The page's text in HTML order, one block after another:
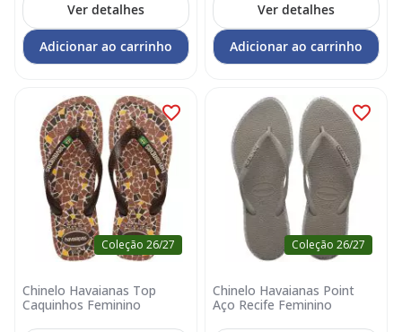
Ver detalhes
Adicionar ao carrinho
Ver detalhes
Adicionar ao carrinho
Coleção 26/27
Chinelo Havaianas Top
Caquinhos Feminino
Coleção 26/27
Chinelo Havaianas Point
Aço Recife Feminino